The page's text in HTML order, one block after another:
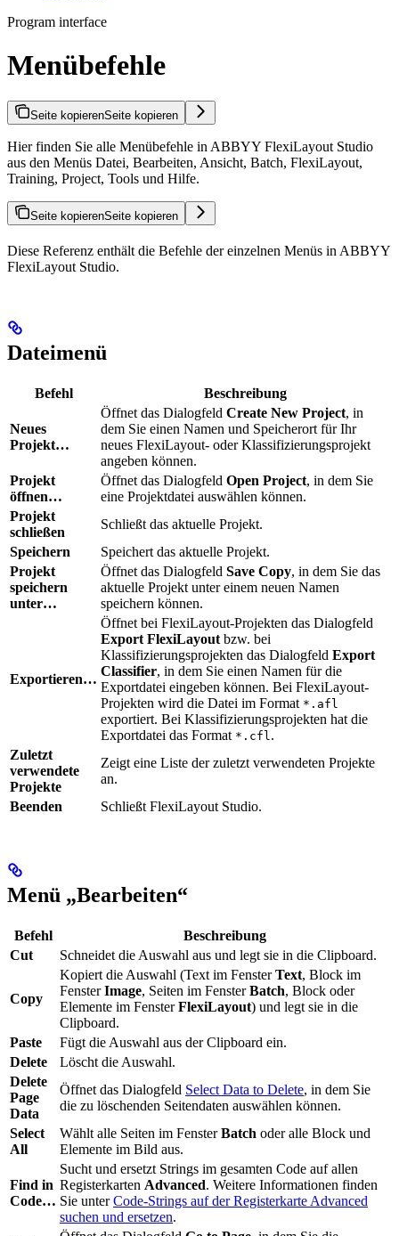
Program interface
Menübefehle
Seite kopierenSeite kopieren
Hier finden Sie alle Menübefehle in ABBYY FlexiLayout Studio
aus den Menüs Datei, Bearbeiten, Ansicht, Batch, FlexiLayout,
Training, Project, Tools und Hilfe.
Seite kopierenSeite kopieren
Diese Referenz enthält die Befehle der einzelnen Menüs in ABBYY
FlexiLayout Studio.
Dateimenü
Befehl Beschreibung
Neues
Projekt…
Öffnet das Dialogfeld Create New Project, in
dem Sie einen Namen und Speicherort für Ihr
neues FlexiLayout- oder Klassifizierungsprojekt
angeben können.
Projekt
öffnen…
Öffnet das Dialogfeld Open Project, in dem Sie
eine Projektdatei auswählen können.
Projekt
schließen
Schließt das aktuelle Projekt.
Speichern
Speichert das aktuelle Projekt.
Projekt
speichern
unter…
Öffnet das Dialogfeld Save Copy, in dem Sie das
aktuelle Projekt unter einem neuen Namen
speichern können.
Exportieren…
Öffnet bei FlexiLayout-Projekten das Dialogfeld
Export FlexiLayout bzw. bei
Klassifizierungsprojekten das Dialogfeld Export
Classifier, in dem Sie einen Namen für die
Exportdatei eingeben können. Bei FlexiLayout-
Projekten wird die Datei im Format *.afl
exportiert. Bei Klassifizierungsprojekten hat die
Exportdatei das Format *.cfl.
Zuletzt
verwendete
Projekte
Zeigt eine Liste der zuletzt verwendeten Projekte
an.
Beenden
Schließt FlexiLayout Studio.
Menü „Bearbeiten“
Befehl
Beschreibung
Cut
Schneidet die Auswahl aus und legt sie in die Clipboard.
Copy
Kopiert die Auswahl (Text im FensterText, Block im
FensterImage, Seiten im FensterBatch, Block oder
Elemente im FensterFlexiLayout) und legt sie in die
Clipboard.
Paste
Fügt die Auswahl aus der Clipboard ein.
Delete
Löscht die Auswahl.
Delete
Page
Data
Öffnet das Dialogfeld Select Data to Delete, in dem Sie
die zu löschenden Seitendaten auswählen können.
Select
All
Wählt alle Seiten im FensterBatch oder alle Block und
Elemente im Bild aus.
Find in
Code…
Sucht und ersetzt Strings im gesamten Code auf allen
Registerkarten Advanced. Weitere Informationen finden
Sie unterCode-Strings auf der Registerkarte Advanced
suchen und ersetzen.